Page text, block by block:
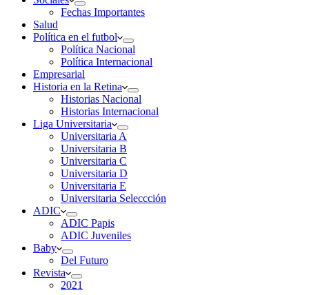
Fechas Importantes
Salud
Política en el futbol
Política Nacional
Política Internacional
Empresarial
Historia en la Retina
Historias Nacional
Historias Internacional
Liga Universitaria
Universitaria A
Universitaria B
Universitaria C
Universitaria D
Universitaria E
Universitaria Seleccción
ADIC
ADIC Papis
ADIC Juveniles
Baby
Del Futuro
Revista
2021